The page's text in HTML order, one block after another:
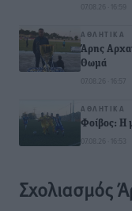
07.08.26 · 16:59
ΑΘΛΗΤΙΚΆ
Άρης
Θωμά
07.08.26 · 16:57
ΑΘΛΗΤΙΚΆ
Φοίβος: Η
07.08.26 · 16:53
Σχολιασμός